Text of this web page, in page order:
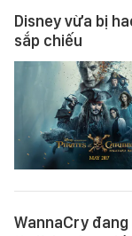
Disney vừa bị
sắp chiếu
WannaCry